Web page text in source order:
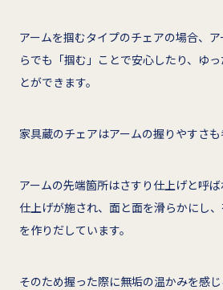
アームを掴むタイプのチェアの場合、
らでも「掴む」ことで安心したり、ゆ
とができます。
家具蔵のチェアはアームの握りやすさも
アームの先端箇所はさすり仕上げと呼
仕上げが施され、面と面を滑らかにし
を作りだしています。
そのため握った際に無垢の温かみを感